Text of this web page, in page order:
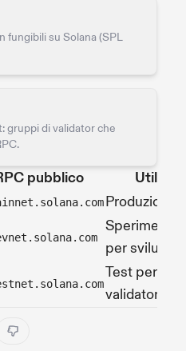
fungibili su Solana (SPL
gruppi di validator che
pubblico
Utilizzo
Produzione
per
Test per
validator